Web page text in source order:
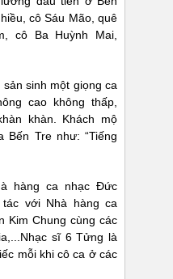
cô Sáu Mão, quê
cô Ba Huỳnh Mai,
sinh một giọng ca
cao không thấp,
khàn. Khách mộ
Bến Tre như: “Tiếng
hàng ca nhạc Đức
với Nhà hàng ca
Kim Chung cùng các
sĩ 6 Tửng là
mỗi khi cô ca ở các